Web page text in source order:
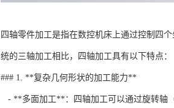
四轴零件加工是指在数控机床上通过控制四
统的三轴加工相比，四轴加工具有以下特点：
### 1. **复杂几何形状的加工能力**
- **多面加工**：四轴加工可以通过旋转轴